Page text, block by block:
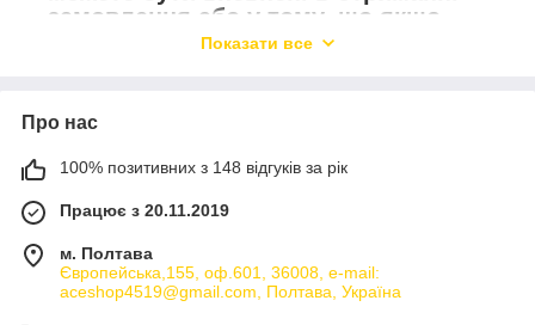
замовлення або у тому, що якщо
замовлення не отримано, вам
вантажу одержувачем під час
отримання посилки у відділенні
проживання. Тобто, накладений
стягується поштовим сервісом з
адресата при врученні йому того,
Показати все
Про нас
100% позитивних з 148 відгуків за рік
Працює з 20.11.2019
м. Полтава
Європейська,155, оф.601, 36008, e-mail:
aceshop4519@gmail.com, Полтава, Україна